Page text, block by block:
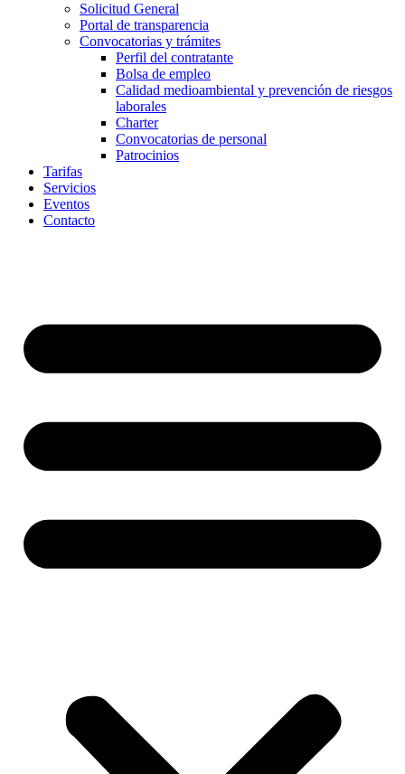
Solicitud General
Portal de transparencia
Convocatorias y trámites
Perfil del contratante
Bolsa de empleo
Calidad medioambiental y prevención de riesgos
laborales
Charter
Convocatorias de personal
Patrocinios
Tarifas
Servicios
Eventos
Contacto